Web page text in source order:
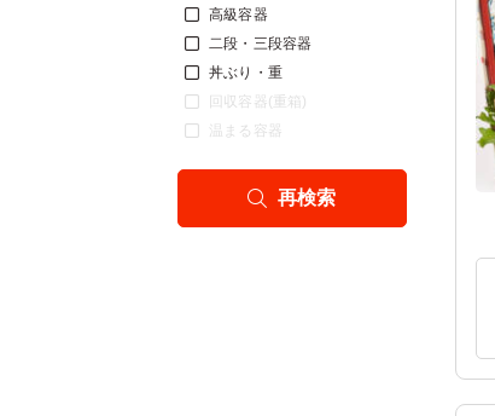
高級容器
二段・三段容器
丼ぶり・重
回収容器(重箱)
温まる容器
再検索